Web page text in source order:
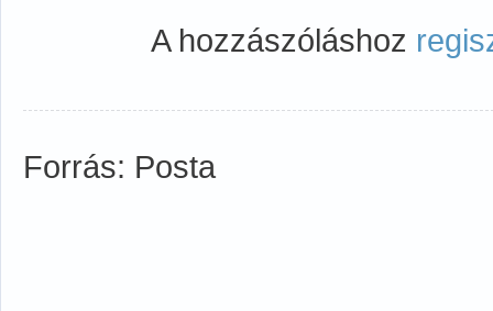
A hozzászóláshoz
Forrás: Posta